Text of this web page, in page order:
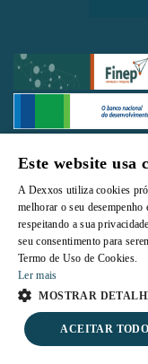
Todos os direitos
Privacidade
Este website usa
A Dexxos utiliza cookies
melhorar o seu
respeitando a sua
seu consentimento para
Termo de Uso de Cookies.
Ler mais
MOSTRAR
ACEITAR